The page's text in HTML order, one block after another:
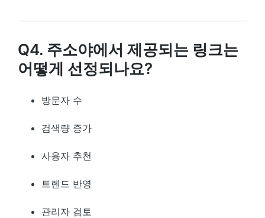
Q4. 주소야에서 제공되는 링크는
어떻게 선정되나요?
방문자 수
검색량 증가
사용자 추천
트렌드 반영
관리자 검토